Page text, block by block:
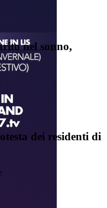
nel sonno,
dei residenti di